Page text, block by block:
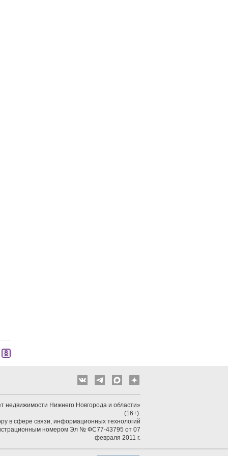
недвижимости Нижнего Новгорода и области»
(16+).
в сфере связи, информационных технологий
номером Эл № ФС77-43795 от 07
февраля 2011 г.